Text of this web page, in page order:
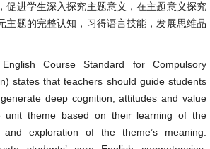
促进学生深入探究主题意义，在主题意义探究
主题的完整认知，习得语言技能，发展思维品
Course Standard for Compulsory
states that teachers should guide students
deep cognition, attitudes and value
unit theme based on their learning of the
exploration of the theme’s meaning.